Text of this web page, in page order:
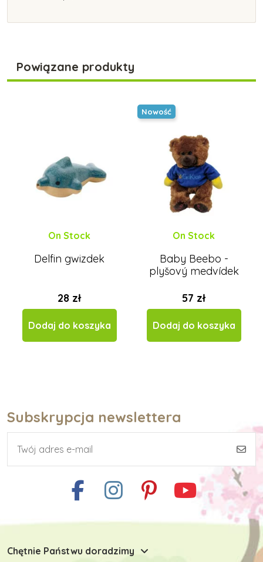
Powiązane produkty
On Stock
Delfin gwizdek
28 zł
Dodaj do koszyka
Nowość
On Stock
Baby Beebo -
plyšový medvídek
57 zł
Dodaj do koszyka
Subskrypcja newslettera
Chętnie Państwu doradzimy